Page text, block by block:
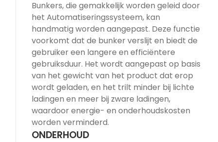
Bunkers, die gemakkelijk worden geleid door
het Automatiseringssysteem, kan
handmatig worden aangepast. Deze functie
voorkomt dat de bunker verslijt en biedt de
gebruiker een langere en efficiëntere
gebruiksduur. Het wordt aangepast op basis
van het gewicht van het product dat erop
wordt geladen, en het trilt minder bij lichte
ladingen en meer bij zware ladingen,
waardoor energie- en onderhoudskosten
worden verminderd.
ONDERHOUD